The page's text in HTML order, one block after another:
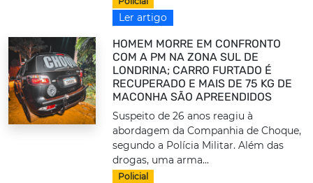
Ler artigo
HOMEM MORRE EM CONFRONTO
COM A PM NA ZONA SUL DE
LONDRINA; CARRO FURTADO É
RECUPERADO E MAIS DE 75 KG DE
MACONHA SÃO APREENDIDOS
Suspeito de 26 anos reagiu à
abordagem da Companhia de Choque,
segundo a Polícia Militar. Além das
drogas, uma arma...
Policial